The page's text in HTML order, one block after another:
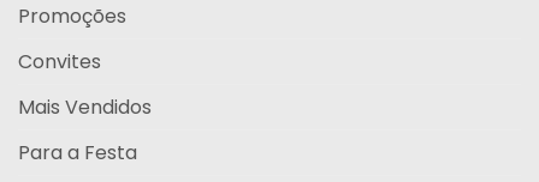
Promoções
Convites
Mais Vendidos
Para a Festa